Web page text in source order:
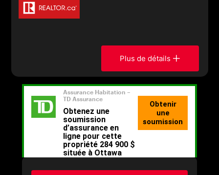
Plus de détails